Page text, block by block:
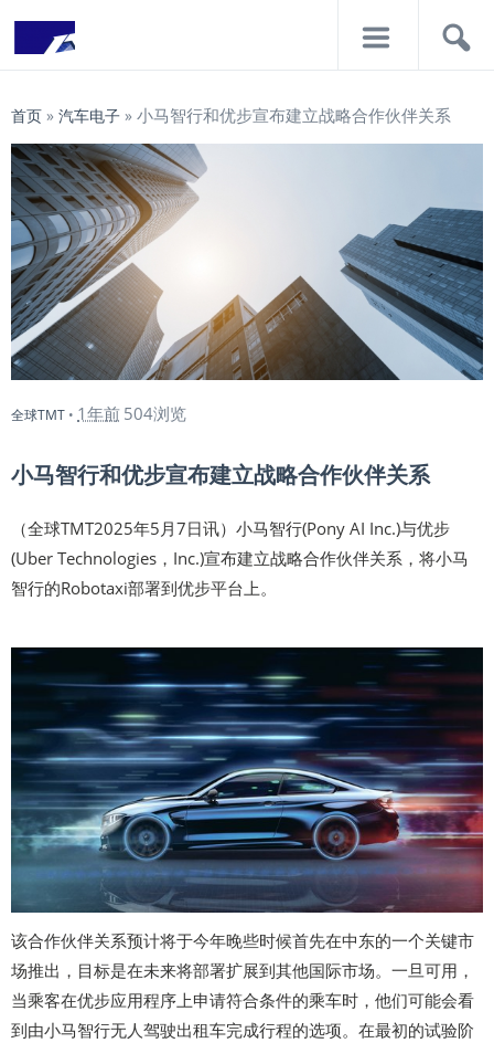
首页 » 汽车电子 » 小马智行和优步宣布建立战略合作伙伴关系
全球TMT • 1年前 504浏览
小马智行和优步宣布建立战略合作伙伴关系
（全球TMT2025年5月7日讯）小马智行(Pony AI Inc.)与优步
(Uber Technologies，Inc.)宣布建立战略合作伙伴关系，将小马
智行的Robotaxi部署到优步平台上。
该合作伙伴关系预计将于今年晚些时候首先在中东的一个关键市
场推出，目标是在未来将部署扩展到其他国际市场。一旦可用，
当乘客在优步应用程序上申请符合条件的乘车时，他们可能会看
到由小马智行无人驾驶出租车完成行程的选项。在最初的试验阶